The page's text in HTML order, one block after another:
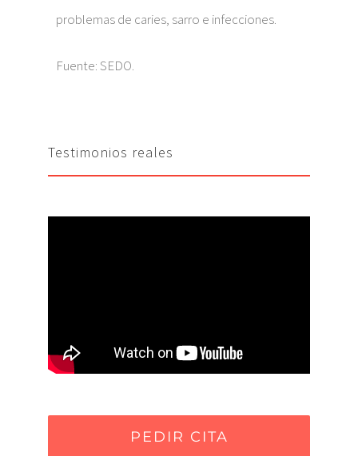
problemas de caries, sarro e infecciones.
Fuente: SEDO.
Testimonios reales
PEDIR CITA